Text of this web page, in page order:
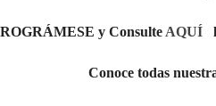
y ConsulteAQUÍ
Conoce todas